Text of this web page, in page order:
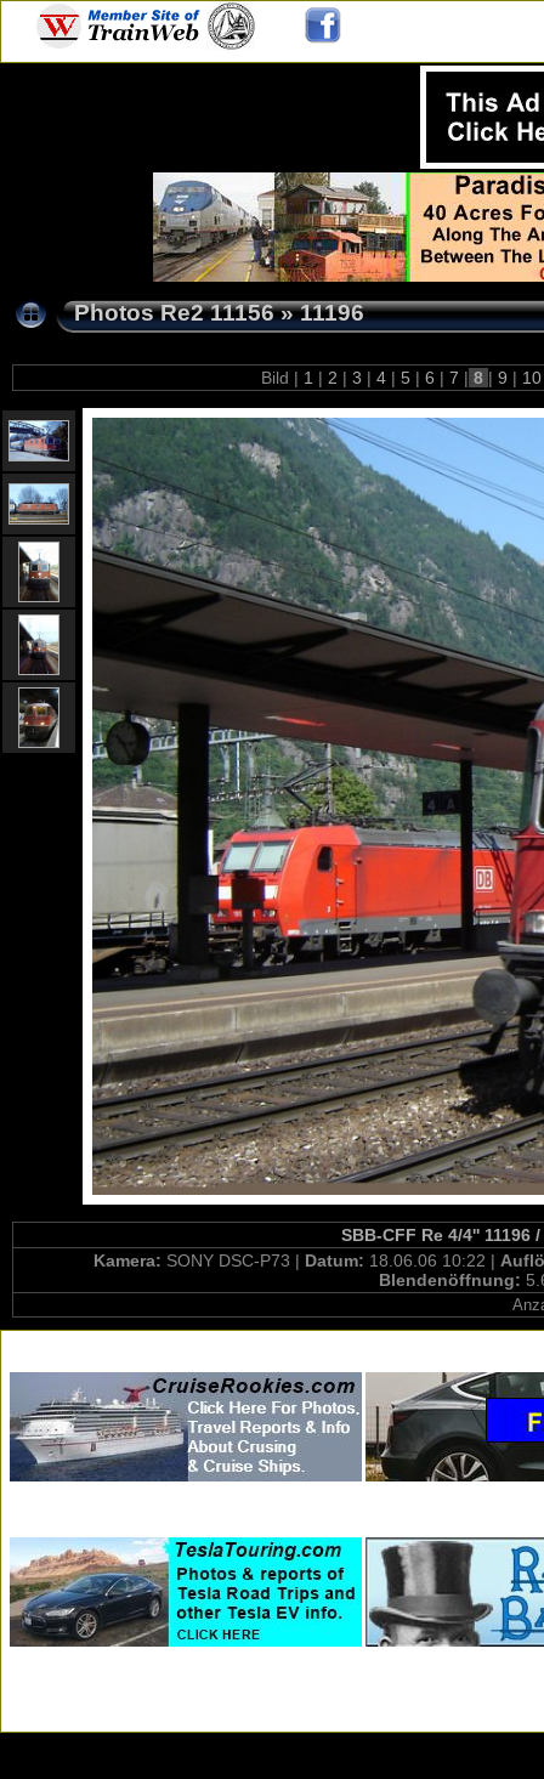
Photos Re2 11156»11196
Bild | 1 | 2 | 3 | 4 | 5 | 6 | 7 | 8 | 9 |
SBB-CFF Re 4/4'' 11196
Kamera: SONY DSC-P73 | Datum: 18.06.06 10:22 |
Blendenöffnung: